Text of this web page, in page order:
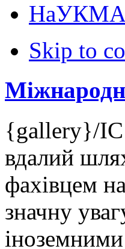
НаУКМА
Skip to
{gallery}/
вдалий
фахівцем
значну